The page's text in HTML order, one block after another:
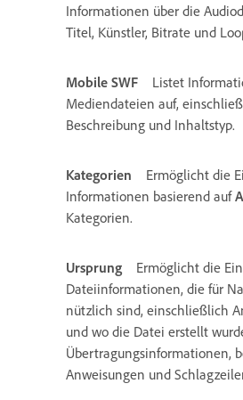
Informationen über die
Titel, Künstler, Bitrate und
Mobile SWF
Listet
Mediendateien auf,
Beschreibung und Inhaltstyp.
Kategorien
Ermöglicht die
Informationen basierend auf
Kategorien.
Ursprung
Ermöglicht die
Dateiinformationen, die für
nützlich sind, einschließlich
und wo die Datei erstellt
Übertragungsinformationen,
Anweisungen und